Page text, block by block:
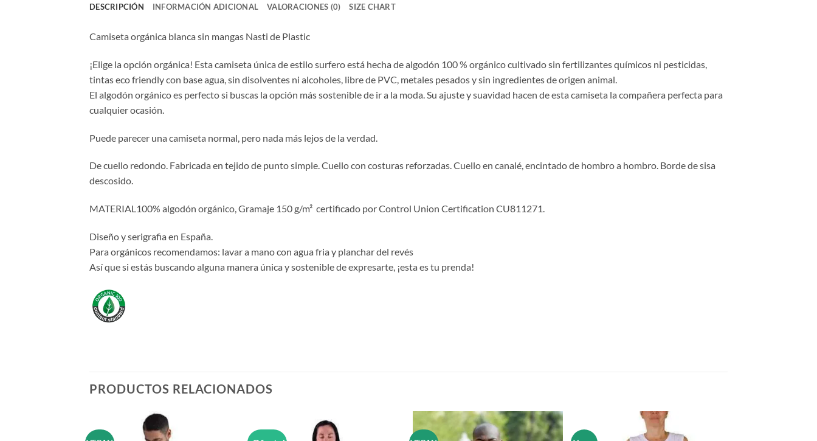
DESCRIPCIÓN INFORMACIÓN ADICIONAL VALORACIONES (0) SIZE CHART
Camiseta orgánica blanca sin mangas Nasti de Plastic
¡Elige la opción orgánica! Esta camiseta única de estilo surfero está hecha de algodón 100 % orgánico cultivado sin fertilizantes químicos ni pesticidas,
tintas eco friendly con base agua, sin disolventes ni alcoholes, libre de PVC, metales pesados y sin ingredientes de origen animal.
El algodón orgánico es perfecto si buscas la opción más sostenible de ir a la moda. Su ajuste y suavidad hacen de esta camiseta la compañera perfecta para
cualquier ocasión.
Puede parecer una camiseta normal, pero nada más lejos de la verdad.
De cuello redondo. Fabricada en tejido de punto simple. Cuello con costuras reforzadas. Cuello en canalé, encintado de hombro a hombro. Borde de sisa
descosido.
MATERIAL100% algodón orgánico, Gramaje 150 g/m² certificado por Control Union Certification CU811271.
Diseño y serigrafia en España.
Para orgánicos recomendamos: lavar a mano con agua fria y planchar del revés
Así que si estás buscando alguna manera única y sostenible de expresarte, ¡esta es tu prenda!
PRODUCTOS RELACIONADOS